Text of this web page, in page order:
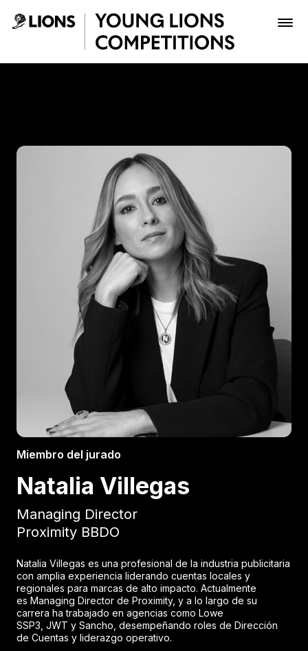
Saltar al contenido principal
Inscribir
Boletería
Miembro del jurado
Natalia Villegas
Managing Director
Proximity BBDO
Natalia Villegas es una profesional de la industria publicitaria
con amplia experiencia liderando cuentas locales y
regionales para marcas de alto impacto. Actualmente
es Managing Director de Proximity, y a lo largo de su
carrera ha trabajado en agencias como Lowe
SSP3, JWT y Sancho, desempeñando roles de Dirección
de Cuentas y liderazgo operativo.